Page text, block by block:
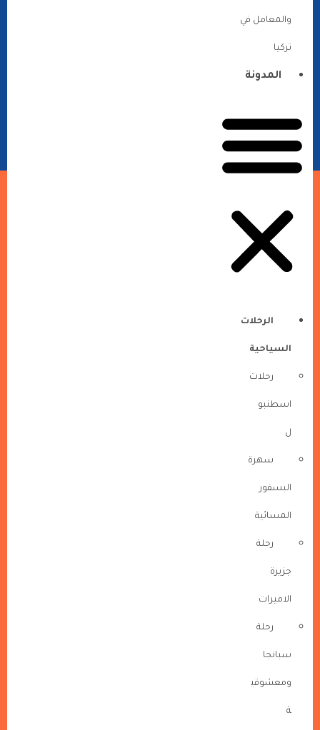
والمعامل في
تركيا
المدونة
الرحلات
السياحية
رحلات
اسطنبو
ل
سهرة
البسفور
المسائية
رحلة
جزيرة
الاميرات
رحلة
سبانجا
ومعشوقي
ة